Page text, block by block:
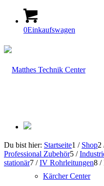
0Einkaufswagen
Kärcher Center
Du bist hier: Startseite1 / Shop2
Professional Zubehör5 /
stationär7 / IV Rohrleitungen8 /